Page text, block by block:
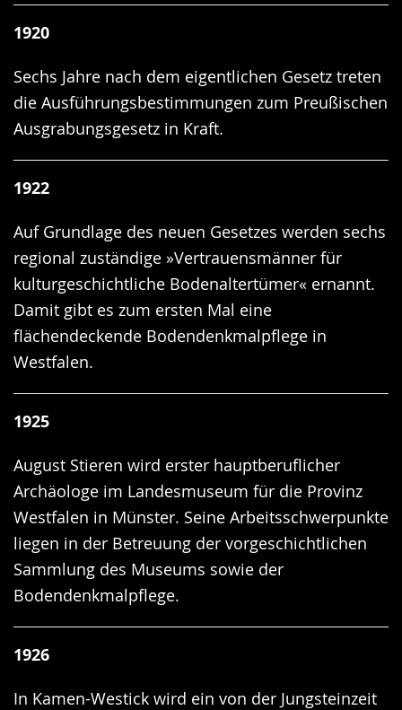
1920
Sechs Jahre nach dem eigentlichen Gesetz treten
die Ausführungsbestimmungen zum Preußischen
Ausgrabungsgesetz in Kraft.
1922
Auf Grundlage des neuen Gesetzes werden sechs
regional zuständige »Vertrauensmänner für
kulturgeschichtliche Bodenaltertümer« ernannt.
Damit gibt es zum ersten Mal eine
flächendeckende Bodendenkmalpflege in
Westfalen.
1925
August Stieren wird erster hauptberuflicher
Archäologe im Landesmuseum für die Provinz
Westfalen in Münster. Seine Arbeitsschwerpunkte
liegen in der Betreuung der vorgeschichtlichen
Sammlung des Museums sowie der
Bodendenkmalpflege.
1926
In Kamen-Westick wird ein von der Jungsteinzeit